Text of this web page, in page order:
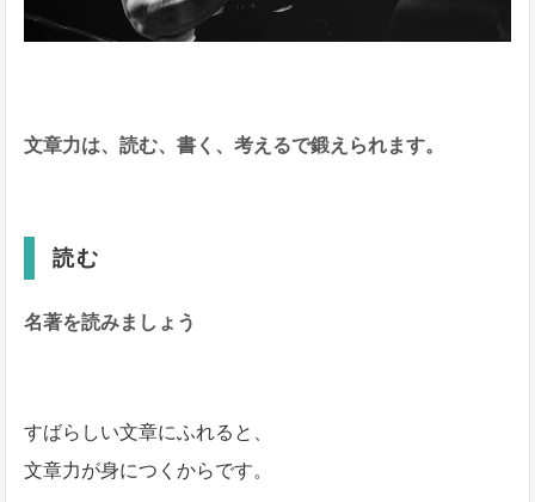
文章力は、読む、書く、考えるで鍛えられます。
読む
名著を読みましょう
すばらしい文章にふれると、
文章力が身につくからです。